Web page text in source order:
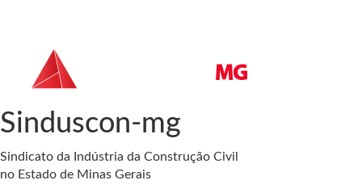
Sinduscon-mg
Sindicato da Indústria da Construção Civil
no Estado de Minas Gerais